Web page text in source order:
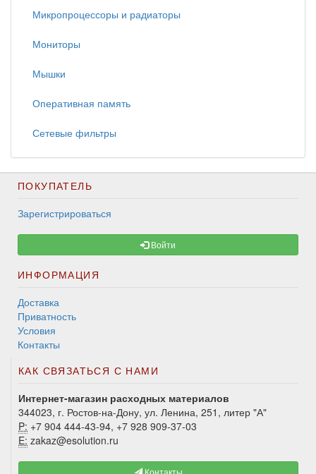
Микропроцессоры и радиаторы
Мониторы
Мышки
Оперативная память
Сетевые фильтры
ПОКУПАТЕЛЬ
Зарегистрироваться
Войти
ИНФОРМАЦИЯ
Доставка
Приватность
Условия
Контакты
КАК СВЯЗАТЬСЯ С НАМИ
Интернет-магазин расходных материалов
344023, г. Ростов-на-Дону, ул. Ленина, 251, литер "А"
P: +7 904 444-43-94, +7 928 909-37-03
E: zakaz@esolution.ru
Контакты